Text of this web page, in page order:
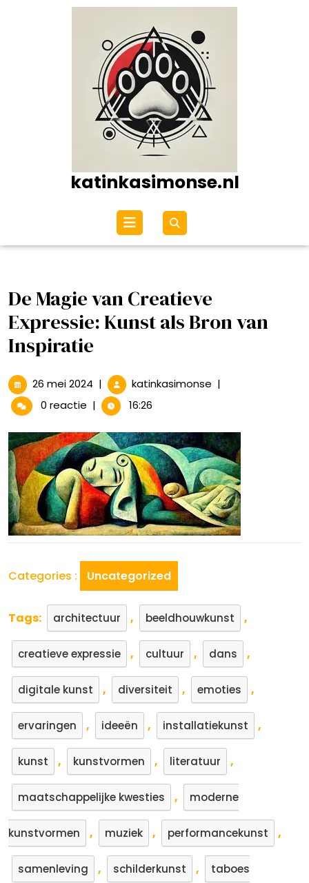
katinkasimonse.nl
Open
menu
De Magie van Creatieve
Expressie: Kunst als Bron van
Inspiratie
26 mei 2024 26
mei
2024
| katinkasimonse De
Expressie:
Kunst
als
Bron
van
Inspiratie
|
0 reactie | 16:26
Categories : Uncategorized
Tags: architectuur , beeldhouwkunst ,
creatieve expressie , cultuur , dans ,
digitale kunst , diversiteit , emoties ,
ervaringen , ideeën , installatiekunst ,
kunst , kunstvormen , literatuur ,
maatschappelijke kwesties , moderne
kunstvormen , muziek , performancekunst ,
samenleving , schilderkunst , taboes